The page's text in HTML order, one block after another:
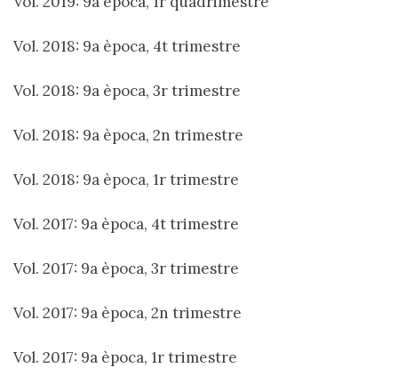
Vol. 2018: 9a època, 4t trimestre
Vol. 2018: 9a època, 3r trimestre
Vol. 2018: 9a època, 2n trimestre
Vol. 2018: 9a època, 1r trimestre
Vol. 2017: 9a època, 4t trimestre
Vol. 2017: 9a època, 3r trimestre
Vol. 2017: 9a època, 2n trimestre
Vol. 2017: 9a època, 1r trimestre